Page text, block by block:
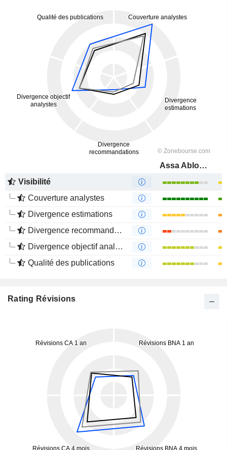
Assa Abloy AB
Visibilité
Couverture analystes
Divergence estimations
Divergence recommandations analystes
Divergence objectif analystes
Qualité des publications
Rating Révisions